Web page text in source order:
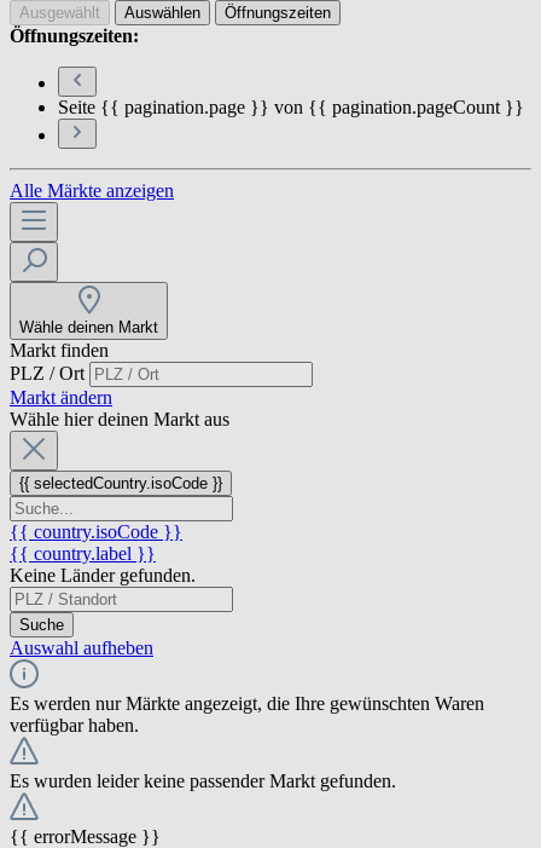
Ausgewählt Auswählen Öffnungszeiten
Öffnungszeiten:
Seite {{ pagination.page }} von {{ pagination.pageCount }}
Alle Märkte anzeigen
Wähle deinen Markt
Markt finden
PLZ / Ort
Markt ändern
Wähle hier deinen Markt aus
{{ selectedCountry.isoCode }}
{{ country.isoCode }}
{{ country.label }}
Keine Länder gefunden.
Suche
Auswahl aufheben
Es werden nur Märkte angezeigt, die Ihre gewünschten Waren
verfügbar haben.
Es wurden leider keine passender Markt gefunden.
{{ errorMessage }}